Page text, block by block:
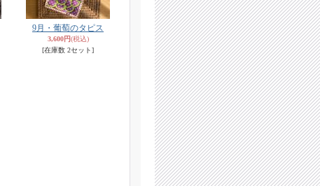
9月・葡萄のタピス
3,600円(税込)
[在庫数 2セット]